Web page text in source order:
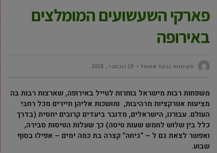
פארקי השעשועים המומלצים
באירופה
מקומונט גבעת שמואל 19 נובמבר, 2018
משפחות רבות מישראל בוחרות לטייל באירופה, שארצות רבות בה
מציעות אטרקציות מרהיבות, ומושכות אליהן תיירים מכל רחבי
העולם. עבורנו, הישראלים, מדובר ביעדים קרובים יחסית (בדרך
כלל בין שלוש לחמש שעות טיסה) כך שעלות הטיסות סבירה,
ואפשר לצאת גם ל – “גיחה” קצרה בת כמה ימים – אפילו בסוף
שבוע.